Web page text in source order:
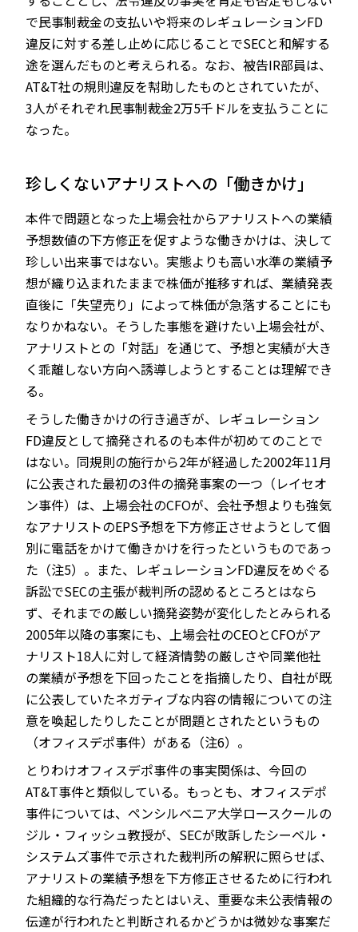
で民事制裁金の支払いや将来のレギュレーションFD
違反に対する差し止めに応じることでSECと和解する
途を選んだものと考えられる。なお、被告IR部員は、
AT&T社の規則違反を幇助したものとされていたが、
3人がそれぞれ民事制裁金2万5千ドルを支払うことに
なった。
珍しくないアナリストへの「働きかけ」
本件で問題となった上場会社からアナリストへの業績
予想数値の下方修正を促すような働きかけは、決して
珍しい出来事ではない。実態よりも高い水準の業績予
想が織り込まれたままで株価が推移すれば、業績発表
直後に「失望売り」によって株価が急落することにも
なりかねない。そうした事態を避けたい上場会社が、
アナリストとの「対話」を通じて、予想と実績が大き
く乖離しない方向へ誘導しようとすることは理解でき
る。
そうした働きかけの行き過ぎが、レギュレーション
FD違反として摘発されるのも本件が初めてのことで
はない。同規則の施行から2年が経過した2002年11月
に公表された最初の3件の摘発事案の一つ（レイセオ
ン事件）は、上場会社のCFOが、会社予想よりも強気
なアナリストのEPS予想を下方修正させようとして個
別に電話をかけて働きかけを行ったというものであっ
た（注5）。また、レギュレーションFD違反をめぐる
訴訟でSECの主張が裁判所の認めるところとはなら
ず、それまでの厳しい摘発姿勢が変化したとみられる
2005年以降の事案にも、上場会社のCEOとCFOがア
ナリスト18人に対して経済情勢の厳しさや同業他社
の業績が予想を下回ったことを指摘したり、自社が既
に公表していたネガティブな内容の情報についての注
意を喚起したりしたことが問題とされたというもの
（オフィスデポ事件）がある（注6）。
とりわけオフィスデポ事件の事実関係は、今回の
AT&T事件と類似している。もっとも、オフィスデポ
事件については、ペンシルベニア大学ロースクールの
ジル・フィッシュ教授が、SECが敗訴したシーベル・
システムズ事件で示された裁判所の解釈に照らせば、
アナリストの業績予想を下方修正させるために行われ
た組織的な行為だったとはいえ、重要な未公表情報の
伝達が行われたと判断されるかどうかは微妙な事案だ